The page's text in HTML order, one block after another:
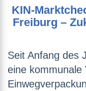
KIN-
Freiburg –
Seit Anfang des
eine kommunale